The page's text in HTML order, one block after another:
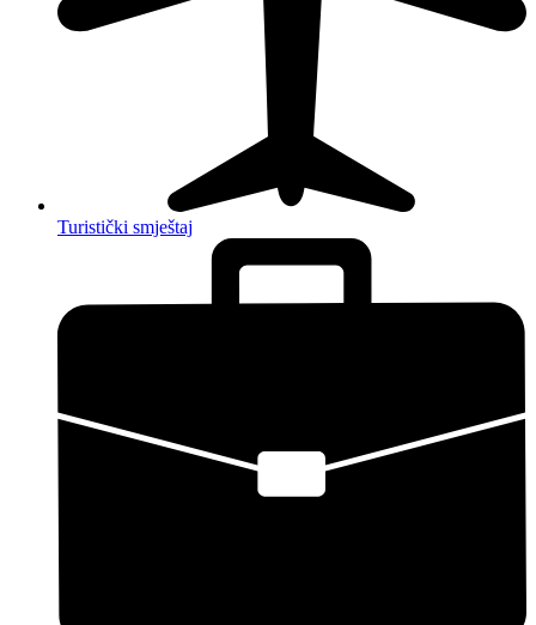
Turistički smještaj